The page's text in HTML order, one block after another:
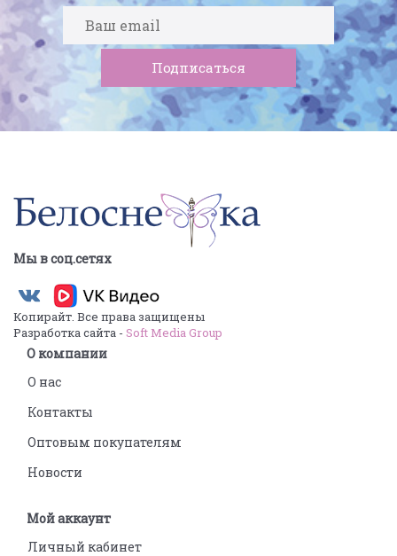
Мы в соц.сетях
Копирайт. Все права защищены
Разработка сайта - Soft Media Group
О компании
О нас
Контакты
Оптовым покупателям
Новости
Мой аккаунт
Личный кабинет